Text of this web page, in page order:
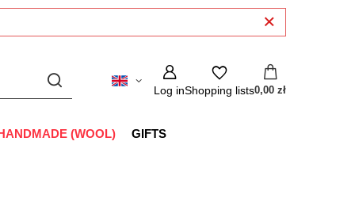
Log inShopping lists0,00 zł
(WOOL) GIFTS